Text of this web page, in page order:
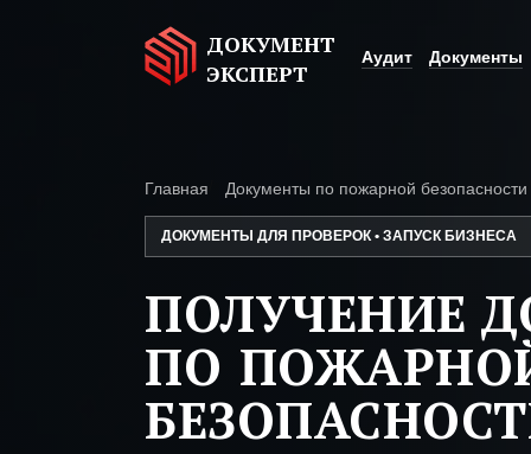
ДОКУМЕНТ
ЭКСПЕРТ
Аудит Документы
Главная Документы по пожарной безопасности
ДОКУМЕНТЫ ДЛЯ ПРОВЕРОК • ЗАПУСК БИЗНЕСА
ПОЛУЧЕНИЕ
ПО